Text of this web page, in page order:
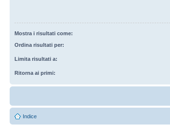
Mostra i risultati come:
Ordina risultati per:
Limita risultati a:
Ritorna ai primi:
Indice